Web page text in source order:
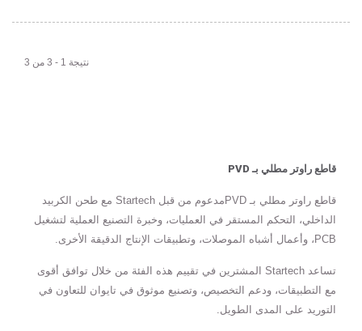
نتيجة 1 - 3 من 3
قاطع راوتر مطلي بـ PVD
قاطع راوتر مطلي بـ PVDمدعوم من قبل Startech مع طحن الكربيد
الداخلي، التحكم المستقر في العمليات، وخبرة التصنيع العملية لتشغيل
PCB، وأعمال أشباه الموصلات، وتطبيقات الإنتاج الدقيقة الأخرى.
تساعد Startech المشترين في تقييم هذه الفئة من خلال توافق أقوى
مع التطبيقات، ودعم التخصيص، وتصنيع موثوق في تايوان للتعاون في
التوريد على المدى الطويل.